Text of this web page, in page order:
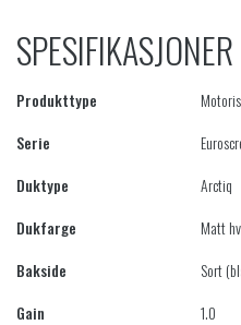
SPESIFIKASJONER
Produkttype
Serie
Duktype
Arctiq
Dukfarge
Matt
Bakside
Sort
Gain
1.0